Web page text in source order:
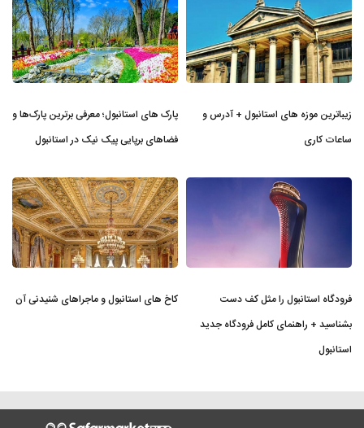
زیباترین موزه‌ های استانبول + آدرس و
ساعات کاری
پارک های استانبول؛ معرفی برترین پارک‌ها و
فضاهای برپایی پیک نیک در استانبول
فرودگاه استانبول را مثل کف دست
بشناسید + راهنمای کامل فرودگاه جدید
استانبول
کاخ های استانبول و ماجراهای شنیدنی آن